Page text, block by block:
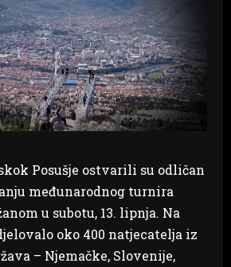
Posušje ostvarili su odličan
međunarodnog turnira
u subotu, 13. lipnja. Na
oko 400 natjecatelja iz
– Njemačke, Slovenije,